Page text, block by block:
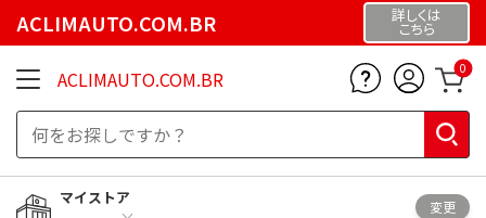
ACLIMAUTO.COM.BR 詳しくは
こちら
ACLIMAUTO.COM.BR 0
マイストア
変更